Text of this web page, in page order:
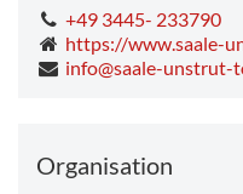
+49 3445- 233790
https://www.saale-
info@saale-unstrut-
Organisation